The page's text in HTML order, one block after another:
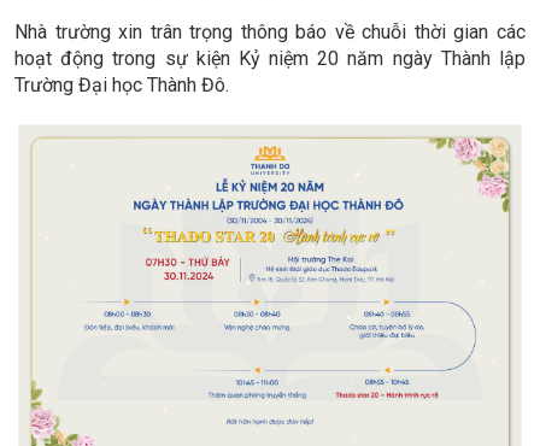
Nhà trường xin trân trọng thông báo về chuỗi thời gian các
hoạt động trong sự kiện Kỷ niệm 20 năm ngày Thành lập
Trường Đại học Thành Đô.